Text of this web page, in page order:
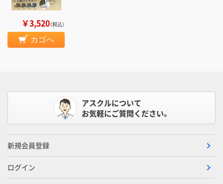
￥3,520（税込）
カゴへ
アスクルについて
お気軽にご質問ください。
新規会員登録
ログイン